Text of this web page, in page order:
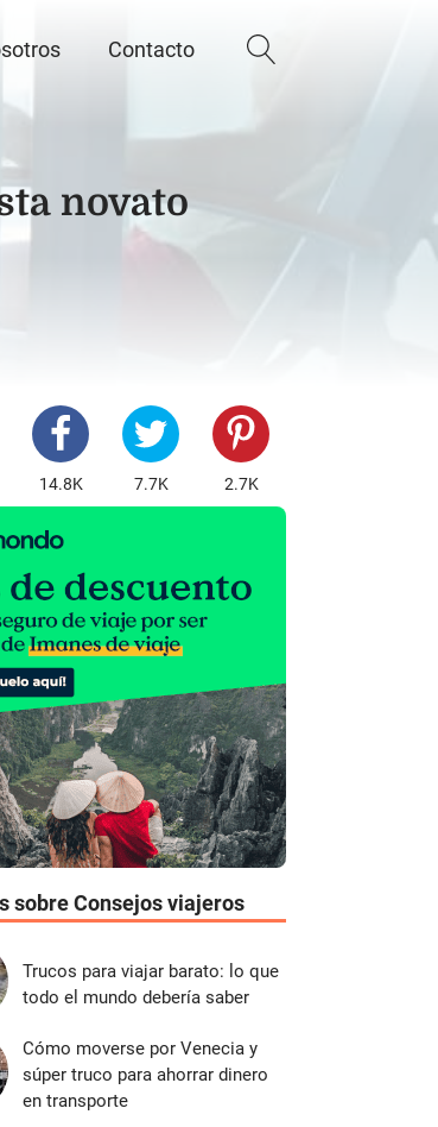
Contacto
novato
14.8K 7.7K 2.7K
sobre Consejos viajeros
Trucos para viajar barato: lo que
todo el mundo debería saber
Cómo moverse por Venecia y
súper truco para ahorrar dinero
en transporte